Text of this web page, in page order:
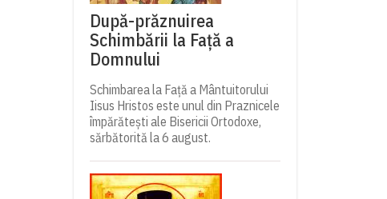
După-prăznuirea
Schimbării la Față a
Domnului
Schimbarea la Față a Mântuitorului
Iisus Hristos este unul din Praznicele
împărătești ale Bisericii Ortodoxe,
sărbătorită la 6 august.